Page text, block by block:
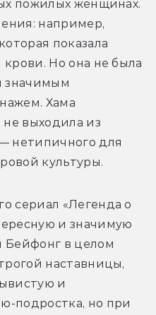
пожилых женщинах.
например,
показала
Но она не была
значимым
Хама
не выходила из
нетипичного для
культуры.
сериал «Легенда о
и значимую
Бейфонг в целом
наставницы,
и
подростка, но при